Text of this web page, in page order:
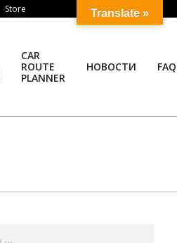
Store
CAR
ROUTE
PLANNER
НОВОСТИ FAQ
Translate »